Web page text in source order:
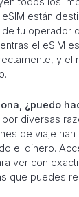
están
tu operador
el eSIM
y el
¿puedo
diversas
de viaje
el dinero.
ver con
que puedes